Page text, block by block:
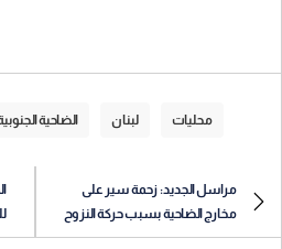
محليات لبنان الضاحية
مراسل الجديد: زحمة سير على
مخارج الضاحية بسبب حركة النزوح